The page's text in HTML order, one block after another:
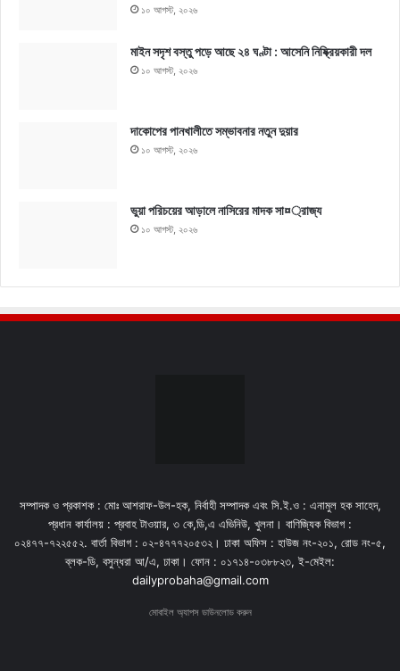
১০ আগস্ট, ২০২৬
মাইন সদৃশ বস্তু পড়ে আছে ২৪ ঘণ্টা : আসেনি নিষ্ক্রিয়কারী দল
১০ আগস্ট, ২০২৬
দাকোপের পানখালীতে সম্ভাবনার নতুন দুয়ার
১০ আগস্ট, ২০২৬
ভুয়া পরিচয়ের আড়ালে নাসিরের মাদক সা¤্রাজ্য
১০ আগস্ট, ২০২৬
সম্পাদক ও প্রকাশক : মোঃ আশরাফ-উল-হক, নির্বাহী সম্পাদক এবং সি.ই.ও : এনামুল হক সাহেদ,
প্রধান কার্যালয় : প্রবাহ টাওয়ার, ৩ কে,ডি,এ এভিনিউ, খুলনা। বাণিজ্যিক বিভাগ :
০২৪৭৭-৭২২৫৫২. বার্তা বিভাগ : ০২-৪৭৭৭২০৫৩২। ঢাকা অফিস : হাউজ নং-২০১, রোড নং-৫,
ব্লক-ডি, বসুন্ধরা আ/এ, ঢাকা। ফোন : ০১৭১৪-০৩৮৮২৩, ই-মেইল:
dailyprobaha@gmail.com
মোবাইল অ্যাপস ডাউনলোড করুন